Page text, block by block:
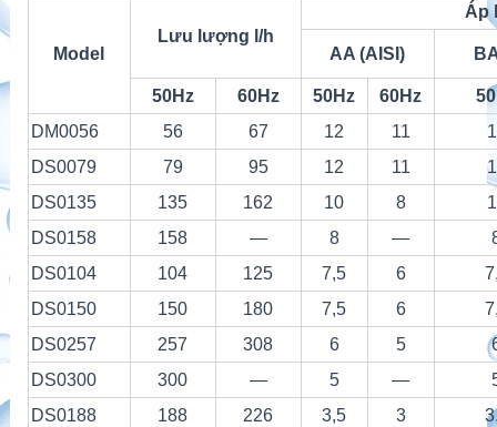
Model
Lưu lượng l/h
Áp
AA (AISI)
50Hz 60Hz 50Hz 60Hz
DM0056
56 67 12 11
DS0079
79 95 12 11
DS0135
135 162 10 8
DS0158
158 — 8 —
DS0104
104 125 7,5 6
DS0150
150 180 7,5 6
DS0257
257 308 6 5
DS0300
300 — 5 —
DS0188
188 226 3,5 3